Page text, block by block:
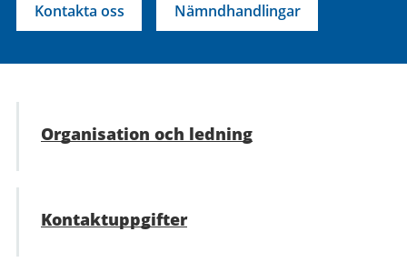
Kontakta oss Nämndhandlingar
Organisation och ledning
Kontaktuppgifter